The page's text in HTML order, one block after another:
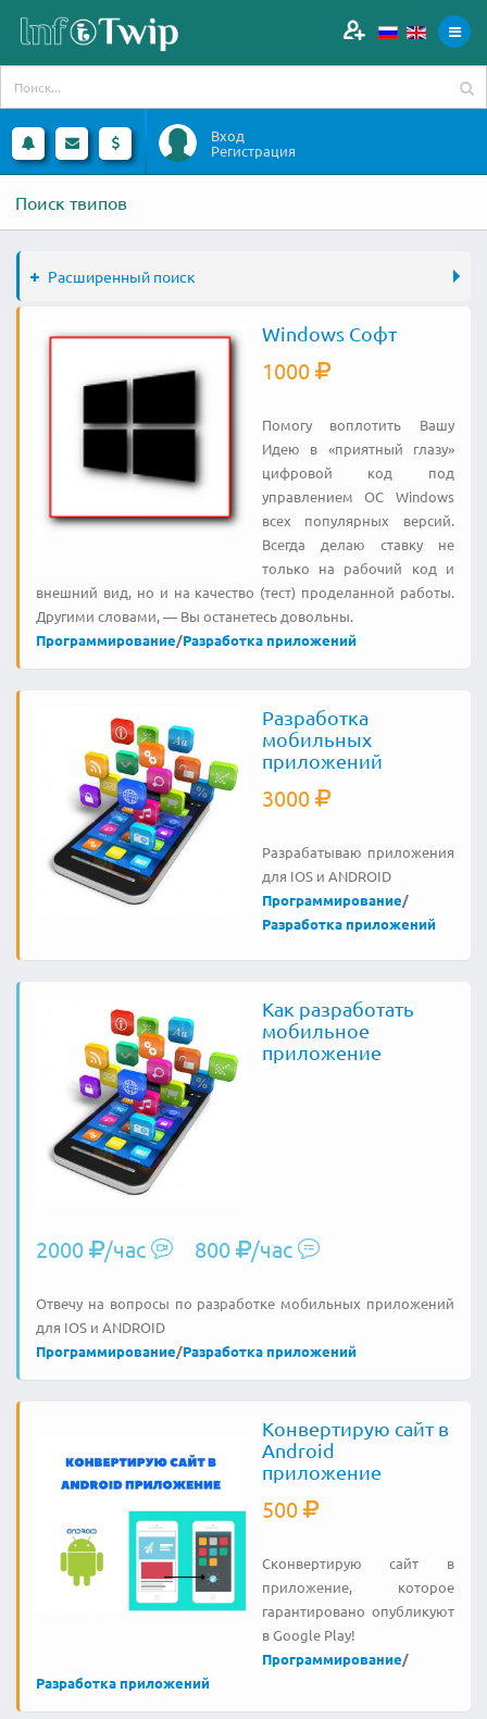
Вход
Регистрация
Поиск твипов
Расширенный поиск
Windows Софт
1000
Помогу воплотить Вашу
Идею в «приятный глазу»
цифровой код под
управлением ОС Windows
всех популярных версий.
Всегда делаю ставку не
только на рабочий код и
внешний вид, но и на качество (тест) проделанной работы.
Другими словами, — Вы останетесь довольны.
Программирование/Разработка приложений
Разработка
мобильных
приложений
3000
Разрабатываю приложения
для IOS и ANDROID
Программирование/
Разработка приложений
Как разработать
мобильное
приложение
2000 /час 800 /час
Отвечу на вопросы по разработке мобильных приложений
для IOS и ANDROID
Программирование/Разработка приложений
Конвертирую сайт в
Android
приложение
500
Сконвертирую сайт в
приложение, которое
гарантировано опубликуют
в Google Play!
Программирование/
Разработка приложений